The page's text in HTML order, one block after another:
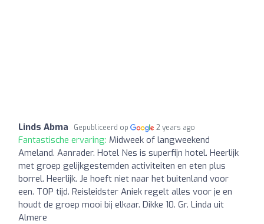
Linds Abma Gepubliceerd op 2 years ago
Fantastische ervaring: Midweek of langweekend
Ameland. Aanrader. Hotel Nes is superfijn hotel. Heerlijk
met groep gelijkgestemden activiteiten en eten plus
borrel. Heerlijk. Je hoeft niet naar het buitenland voor
een. TOP tijd. Reisleidster Aniek regelt alles voor je en
houdt de groep mooi bij elkaar. Dikke 10. Gr. Linda uit
Almere